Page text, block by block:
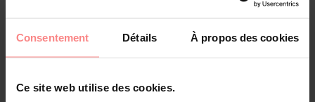
Consentement Détails À propos des cookies
Ce site web utilise des cookies.
ne sais pas si je pourrais faire carrière, mais j’ai
l’impression que c’est le début de quelque chose."